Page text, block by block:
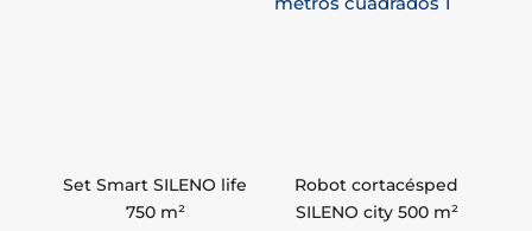
Set Smart SILENO life
750 m²
Robot cortacésped
SILENO city 500 m²